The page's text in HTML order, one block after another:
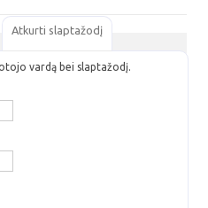
Atkurti slaptažodį
vardą bei slaptažodį.